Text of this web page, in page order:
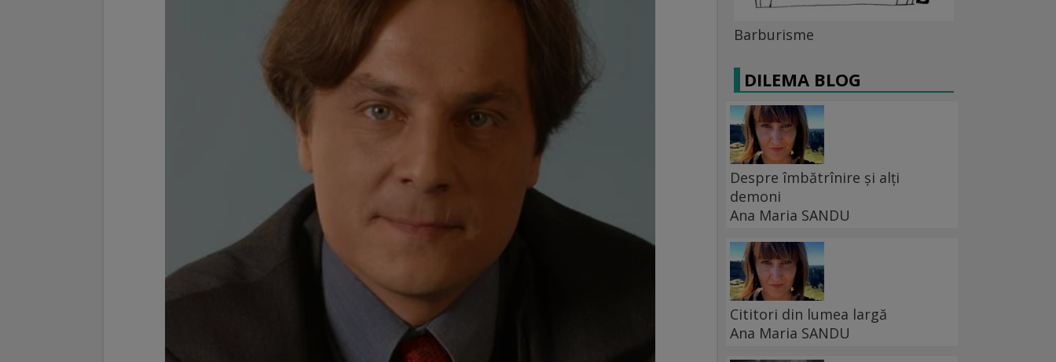
Barburisme
DILEMA BLOG
Despre îmbătrînire și alți
demoni
Ana Maria SANDU
Cititori din lumea largă
Ana Maria SANDU